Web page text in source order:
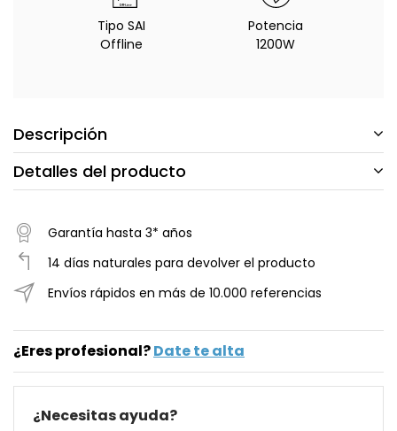
Tipo SAI
Offline
Potencia
1200W
Descripción
Detalles del producto
Garantía hasta 3* años
14 días naturales para devolver el producto
Envíos rápidos en más de 10.000 referencias
¿Eres profesional?Date te alta
¿Necesitas ayuda?